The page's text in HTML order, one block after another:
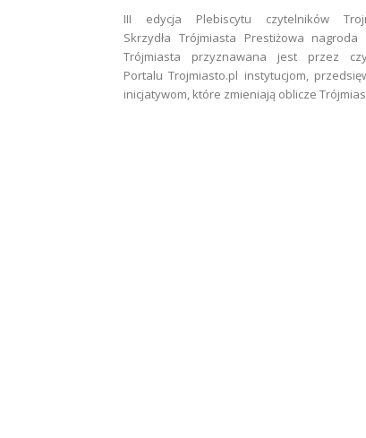
III edycja Plebiscytu czytelników
Skrzydła Trójmiasta Prestiżowa nagroda
Trójmiasta przyznawana jest przez
Portalu Trojmiasto.pl instytucjom,
inicjatywom, które zmieniają oblicze